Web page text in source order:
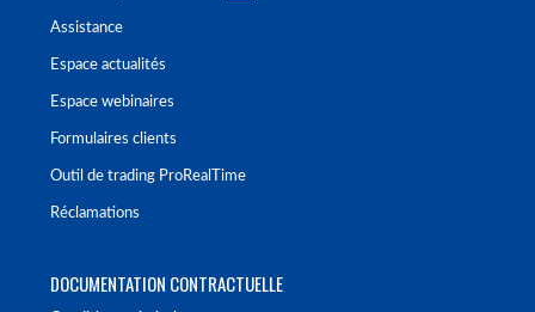
Assistance
Espace actualités
Espace webinaires
Formulaires clients
Outil de trading ProRealTime
Réclamations
DOCUMENTATION CONTRACTUELLE